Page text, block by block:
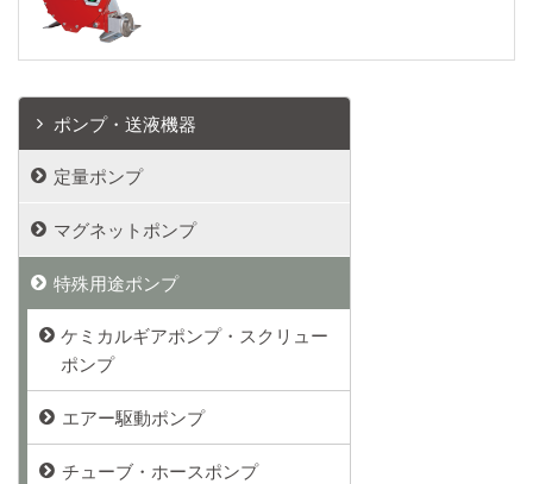
ポンプ・送液機器
定量ポンプ
マグネットポンプ
特殊用途ポンプ
ケミカルギアポンプ・スクリュー
ポンプ
エアー駆動ポンプ
チューブ・ホースポンプ